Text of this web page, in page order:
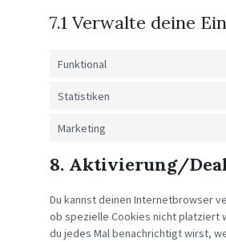
7.1 Verwalte deine
Funktional
Statistiken
Marketing
8. Aktivierung/
Du kannst deinen Internetbrowser
ob spezielle Cookies nicht platziert
du jedes Mal benachrichtigt wirst,